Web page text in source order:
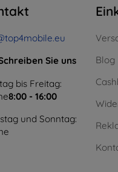
Sie uns
bis Freitag:
8:00 - 16:00
und Sonntag:
Blog